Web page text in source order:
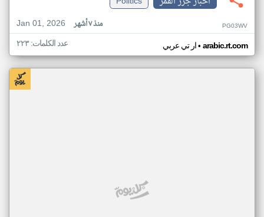
Jan 01, 2026
منذ ٧ أشهر PG03WV
ار تي عربي• arabic.rt.com عدد الكلمات: ٢٢٣